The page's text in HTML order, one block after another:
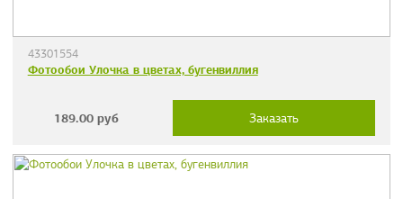
43301554
Фотообои Улочка в цветах, бугенвиллия
189.00 руб Заказать